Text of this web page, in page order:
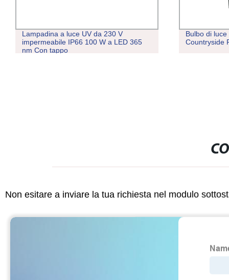
365
Bulbo di luce spot LED solare Outdoor
Countryside Project Outdoor
Non esitare a inviare la tua richiesta nel modulo